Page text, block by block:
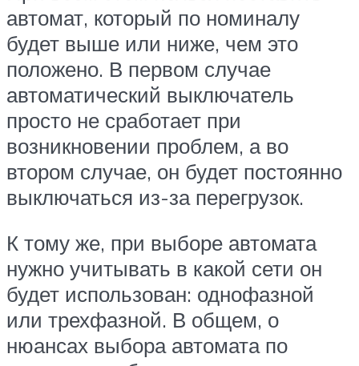
автомат, который по номиналу
будет выше или ниже, чем это
положено. В первом случае
автоматический выключатель
просто не сработает при
возникновении проблем, а во
втором случае, он будет постоянно
выключаться из-за перегрузок.
К тому же, при выборе автомата
нужно учитывать в какой сети он
будет использован: однофазной
или трехфазной. В общем, о
нюансах выбора автомата по